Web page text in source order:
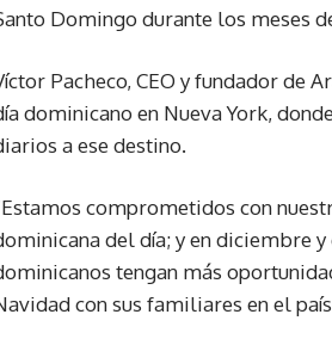
Domingo durante los meses
Pacheco, CEO y fundador de
dominicano en Nueva York,
a ese destino.
comprometidos con
del día; y en diciembre
tengan más
con sus familiares en el